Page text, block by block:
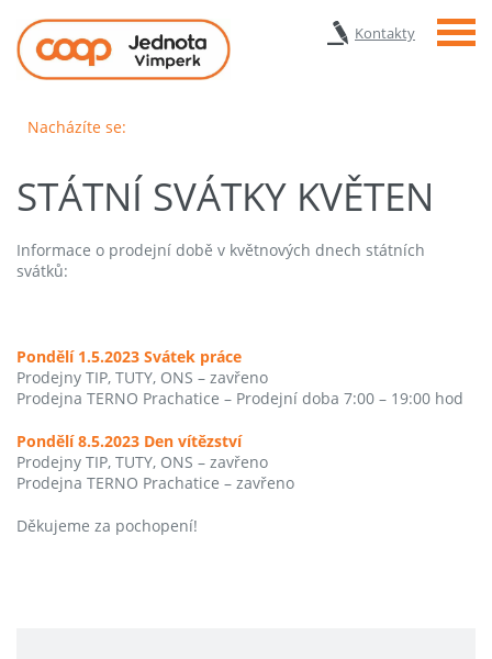
Kontakty Menu
Nacházíte se:
STÁTNÍ SVÁTKY KVĚTEN
Informace o prodejní době v květnových dnech státních
svátků:
Pondělí 1.5.2023 Svátek práce
Prodejny TIP, TUTY, ONS – zavřeno
Prodejna TERNO Prachatice – Prodejní doba 7:00 – 19:00 hod
Pondělí 8.5.2023 Den vítězství
Prodejny TIP, TUTY, ONS – zavřeno
Prodejna TERNO Prachatice – zavřeno
Děkujeme za pochopení!